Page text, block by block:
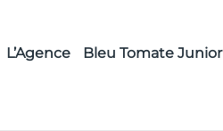
L’Agence Bleu Tomate Junior